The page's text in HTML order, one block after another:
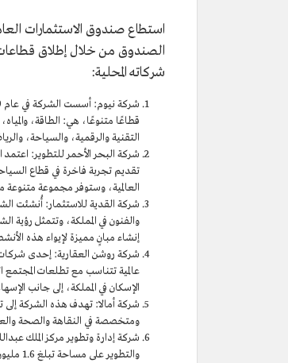
استطاع صندوق الاستثمارات
الصندوق من خلال إطلاق قطاعات
شركاته المحلية:
قطاعًا متنوعًا، هي: الطاقة،
التقنية والرقمية، والسياحة،
تقديم تجربة فاخرة في قطاع
العالمية، وستوفر مجموعة
والفنون في المملكة، وتتمثل رؤية
إنشاء مبانٍ مميزة لإيواء هذه
عالمية تتناسب مع تطلعات
الإسكان في المملكة، إلى جانب
شركة أمالا: تهدف هذه الشركة
ومتخصصة في النقاهة والصحة